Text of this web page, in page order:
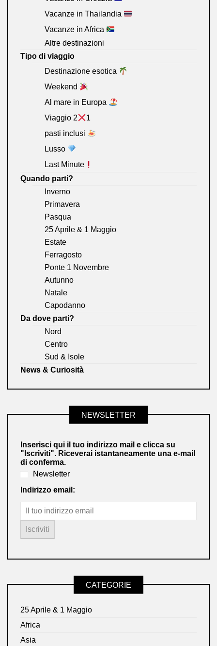
Vacanze in Thailandia
Vacanze in Africa
Altre destinazioni
Tipo di viaggio
Destinazione esotica
Weekend
Al mare in Europa
Viaggio 2
1
pasti inclusi
Lusso
Last Minute
Quando parti?
Inverno
Primavera
Pasqua
25 Aprile & 1 Maggio
Estate
Ferragosto
Ponte 1 Novembre
Autunno
Natale
Capodanno
Da dove parti?
Nord
Centro
Sud & Isole
News & Curiosità
NEWSLETTER
Inserisci qui il tuo indirizzo mail e clicca su
"Iscriviti". Riceverai istantaneamente una e-mail
di conferma.
Newsletter
Indirizzo email:
CATEGORIE
25 Aprile & 1 Maggio
Africa
Asia